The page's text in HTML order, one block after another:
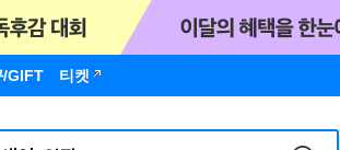
/GIFT 티켓